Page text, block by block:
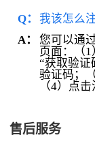
Q： 我该怎么
A：
您可以通
页面：（
“获取验证
验证码；
（4）点
售后服务